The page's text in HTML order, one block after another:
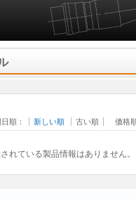
順： 新しい順 古い順 価格
れている製品情報はありません。